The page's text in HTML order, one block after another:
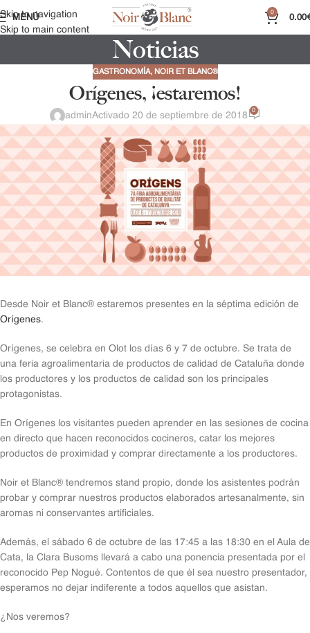
Skip to navigation
Skip to main content
MENÚ
0
0.00
Noticias
GASTRONOMÍA, NOIR ET BLANC®
Orígenes, ¡estaremos!
adminActivado 20 de septiembre de 2018
0
Desde Noir et Blanc® estaremos presentes en la séptima edición de
Orígenes.
Orígenes, se celebra en Olot los días 6 y 7 de octubre. Se trata de
una feria agroalimentaria de productos de calidad de Cataluña donde
los productores y los productos de calidad son los principales
protagonistas.
En Orígenes los visitantes pueden aprender en las sesiones de cocina
en directo que hacen reconocidos cocineros, catar los mejores
productos de proximidad y comprar directamente a los productores.
Noir et Blanc® tendremos stand propio, donde los asistentes podrán
probar y comprar nuestros productos elaborados artesanalmente, sin
aromas ni conservantes artificiales.
Además, el sábado 6 de octubre de las 17:45 a las 18:30 en el Aula de
Cata, la Clara Busoms llevará a cabo una ponencia presentada por el
reconocido Pep Nogué. Contentos de que él sea nuestro presentador,
esperamos no dejar indiferente a todos aquellos que asistan.
¿Nos veremos?